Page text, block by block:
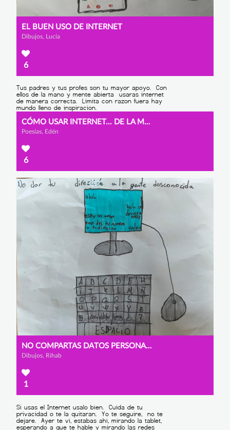
EL BUEN USO DE INTERNET
Dibujos, Lucía
6
CÓMO USAR INTERNET... DE LA MANERA CORRECTA
Poesías, Edén
6
NO COMPARTAS DATOS PERSONALES
Dibujos, Rihab
1